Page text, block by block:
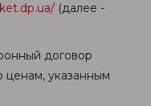
(далее -
договор
ценам, указанным